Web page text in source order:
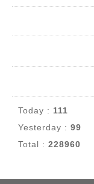
Today : 111
Yesterday : 99
Total : 228960